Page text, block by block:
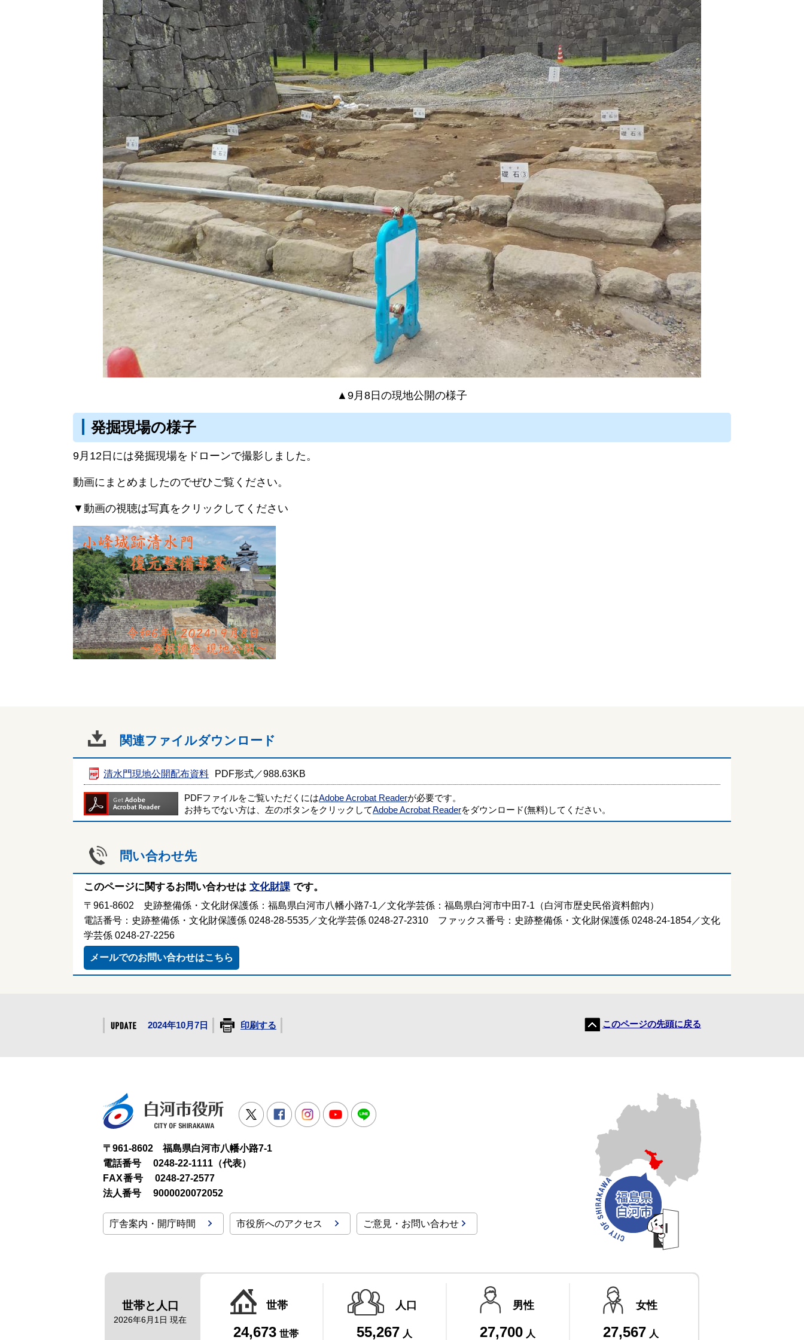
▲9月8日の現地公開の様子
発掘現場の様子
9月12日には発掘現場をドローンで撮影しました。
動画にまとめましたのでぜひご覧ください。
▼動画の視聴は写真をクリックしてください
関連ファイルダウンロード
清水門現地公開配布資料 PDF形式／988.63KB
PDFファイルをご覧いただくにはAdobe Acrobat Readerが必要です。
お持ちでない方は、左のボタンをクリックしてAdobe Acrobat Readerをダウンロード(無料)してください。
問い合わせ先
このページに関するお問い合わせは 文化財課 です。
〒961-8602 史跡整備係・文化財保護係：福島県白河市八幡小路7-1／文化学芸係：福島県白河市中田7-1（白河市歴史民俗資料館内）
電話番号：史跡整備係・文化財保護係 0248-28-5535／文化学芸係 0248-27-2310 ファックス番号：史跡整備係・文化財保護係 0248-24-1854／文化
学芸係 0248-27-2256
メールでのお問い合わせはこちら
2024年10月7日 印刷する このページの先頭に戻る
白河市役所
Twitter FacebookInstagramYoutube
〒961-8602 福島県白河市八幡小路7-1
電話番号
0248-22-1111（代表）
FAX番号
0248-27-2577
法人番号
9000020072052
庁舎案内・開庁時間 市役所へのアクセス ご意見・お問い合わせ
世帯と人口
2026年6月1日 現在
世帯
24,673 世帯
人口
55,267 人
男性
27,700 人
女性
27,567 人